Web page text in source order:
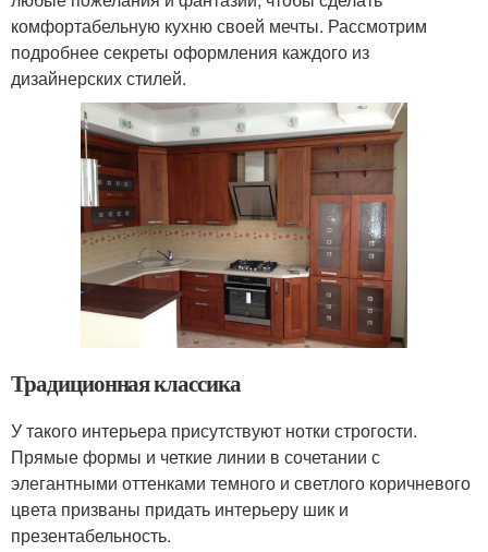
комфортабельную кухню своей мечты. Рассмотрим
подробнее секреты оформления каждого из
дизайнерских стилей.
Традиционная классика
У такого интерьера присутствуют нотки строгости.
Прямые формы и четкие линии в сочетании с
элегантными оттенками темного и светлого коричневого
цвета призваны придать интерьеру шик и
презентабельность.